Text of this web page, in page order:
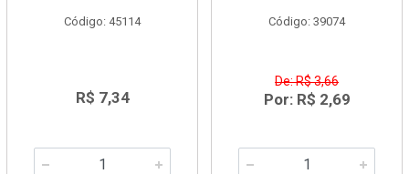
Código: 45114
R$ 7,34
Código: 39074
De: R$ 3,66
Por: R$ 2,69